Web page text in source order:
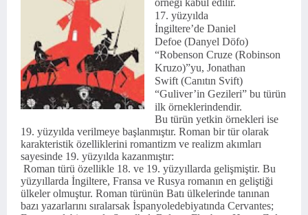
örneği kabul edilir.
17. yüzyılda
İngiltere’de Daniel
Defoe (Danyel Döfo)
“Robenson Cruze (Robinson
Kruzo)”yu, Jonathan
Swift (Canıtın Svift)
“Guliver’in Gezileri” bu türün
ilk örneklerindendir.
Bu türün yetkin örnekleri ise
19. yüzyılda verilmeye başlanmıştır. Roman bir tür olarak
karakteristik özelliklerini romantizm ve realizm akımları
sayesinde 19. yüzyılda kazanmıştır:
Roman türü özellikle 18. ve 19. yüzyıllarda gelişmiştir. Bu
yüzyıllarda İngiltere, Fransa ve Rusya romanın en geliştiği
ülkeler olmuştur. Roman türünün Batı ülkelerinde tanınan
bazı yazarlarını sıralarsak İspanyoledebiyatında Cervantes;